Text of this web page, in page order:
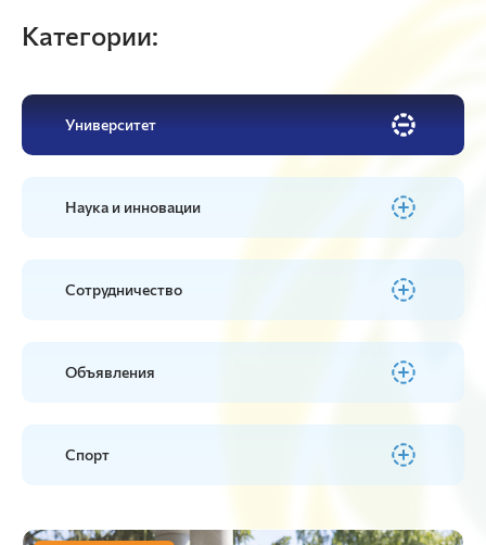
Категории:
Университет
Наука и инновации
Сотрудничество
Объявления
Спорт